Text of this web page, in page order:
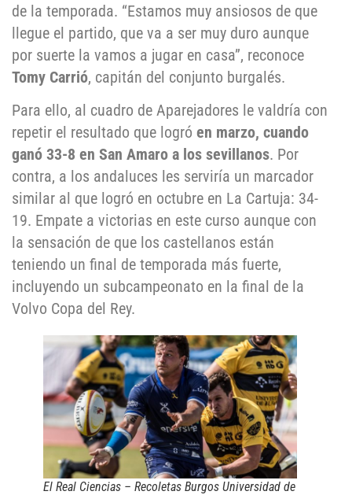
de la temporada. “Estamos muy ansiosos de que
llegue el partido, que va a ser muy duro aunque
por suerte la vamos a jugar en casa”, reconoce
Tomy Carrió, capitán del conjunto burgalés.
Para ello, al cuadro de Aparejadores le valdría con
repetir el resultado que logró en marzo, cuando
ganó 33-8 en San Amaro a los sevillanos. Por
contra, a los andaluces les serviría un marcador
similar al que logró en octubre en La Cartuja: 34-
19. Empate a victorias en este curso aunque con
la sensación de que los castellanos están
teniendo un final de temporada más fuerte,
incluyendo un subcampeonato en la final de la
Volvo Copa del Rey.
El Real Ciencias – Recoletas Burgos Universidad de